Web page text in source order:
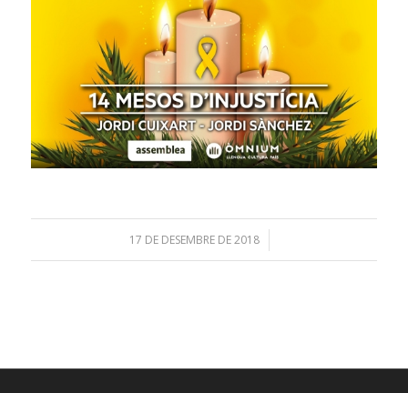
17 DE DESEMBRE DE 2018
/